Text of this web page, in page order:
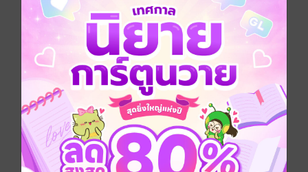
แล้วส่งผู้จัดการคนใหม่ที่เก่งและหล่อเหลามาแทน เขา
มีชื่อว่ากาเบรียล คาร์เตอร์
ภายใต้รูปร่างหน้าตาอันหล่อเหลาราวกับทูตสวรรค์สมชื่อ
กาเบรียลกลับทำให้พนักงานสาขาต่างขยาดไปกับฝีปา
กร้ายๆ ตั้งแต่วันแรกที่เขามาถึง งานนี้โอลิเวียถึงกับกุม
ขมับ อยากยื่นจดหมายลาออกเสียเดี๋ยวนั้นเลย
โรแมนติก
นักวาด Hunter Artist